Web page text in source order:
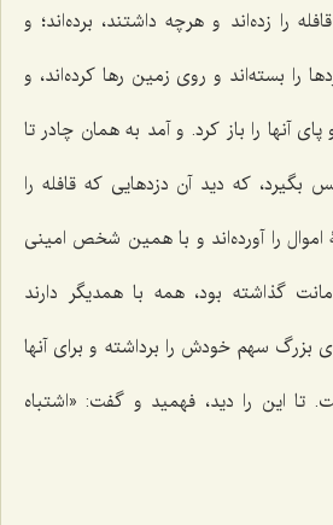
را زده‌اند و هرچه داشتند، برده‌اند؛ و
را بسته‌اند و روی زمین رها کرده‌اند، و
آنها را باز کرد. و آمد به همان چادر تا
بگیرد، که دید آن دزدهایی که قافله را
اموال را آورده‌اند و با همین شخص امینی
گذاشته بود، همه با همدیگر دارند
بزرگ سهم خودش را برداشته و برای آنها
این را دید، فهمید و گفت: «اشتباه